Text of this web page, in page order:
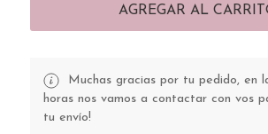
AGREGAR AL
Muchas gracias por tu pedido, en
horas nos vamos a contactar con vos
tu envío!